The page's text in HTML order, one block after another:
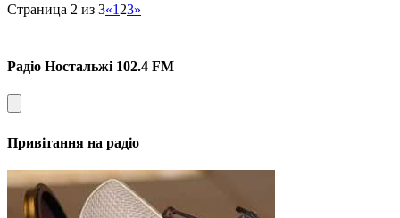
Страница 2 из 3«1 23»
Радіо Ностальжі 102.4 FM
Привітання на радіо